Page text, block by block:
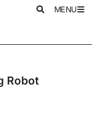
MENU
Robot